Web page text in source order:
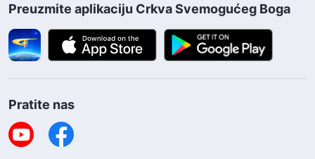
Preuzmite aplikaciju Crkva Svemogućeg Boga
Pratite nas